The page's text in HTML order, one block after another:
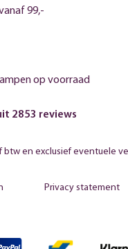
99,-
op voorraad
2853 reviews
btw en exclusief eventuele
Privacy statement